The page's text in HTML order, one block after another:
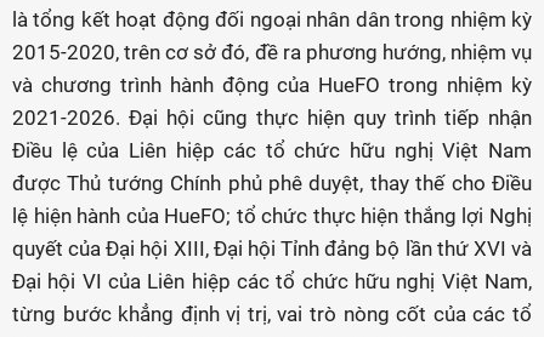
là tổng kết hoạt động đối ngoại nhân dân trong nhiệm kỳ
2015-2020, trên cơ sở đó, đề ra phương hướng, nhiệm vụ
và chương trình hành động của HueFO trong nhiệm kỳ
2021-2026. Đại hội cũng thực hiện quy trình tiếp nhận
Điều lệ của Liên hiệp các tổ chức hữu nghị Việt Nam
được Thủ tướng Chính phủ phê duyệt, thay thế cho Điều
lệ hiện hành của HueFO; tổ chức thực hiện thắng lợi Nghị
quyết của Đại hội XIII, Đại hội Tỉnh đảng bộ lần thứ XVI và
Đại hội VI của Liên hiệp các tổ chức hữu nghị Việt Nam,
từng bước khẳng định vị trị, vai trò nòng cốt của các tổ